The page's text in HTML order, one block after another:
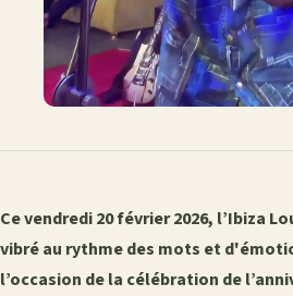
Ce vendredi 20 février 2026, l’Ibiza
vibré au rythme des mots et
l’occasion de la célébration de